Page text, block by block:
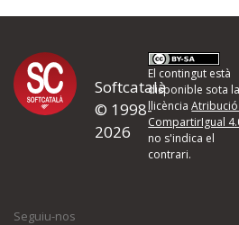
Proposeu-
d'errors
Si heu trobat un error o voleu
quina és la millora que proposeu o
Softcatalà
© 1998-
2026
El contingut està
disponible sota la
llicència
CompartirIgual
no s'indica el
contrari.
Seguiu-nos